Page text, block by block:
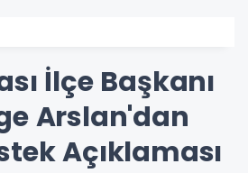
İlçe Başkanı
Arslan'dan
Açıklaması